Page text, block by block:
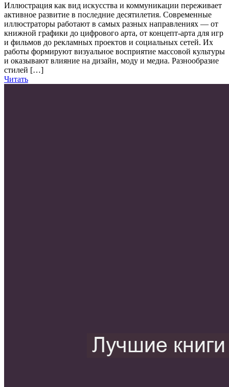
Иллюстрация как вид искусства и коммуникации переживает
активное развитие в последние десятилетия. Современные
иллюстраторы работают в самых разных направлениях — от
книжной графики до цифрового арта, от концепт-арта для игр
и фильмов до рекламных проектов и социальных сетей. Их
работы формируют визуальное восприятие массовой культуры
и оказывают влияние на дизайн, моду и медиа. Разнообразие
стилей […]
Читать